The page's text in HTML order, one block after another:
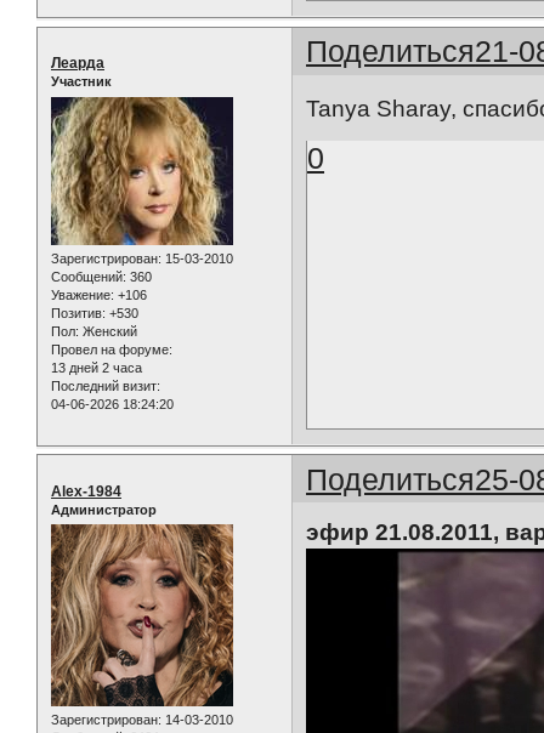
Поделиться21-
Леарда
Участник
Зарегистрирован: 15-03-2010
Сообщений: 360
Уважение: +106
Позитив: +530
Пол: Женский
Провел на форуме:
13 дней 2 часа
Последний визит:
04-06-2026 18:24:20
Tanya Sharay,
0
Поделиться25-
Alex-1984
Администратор
Зарегистрирован: 14-03-2010
эфир 21.08.2011,